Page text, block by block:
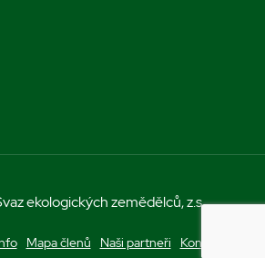
ekologických zemědělců, z.s.
Mapa členů Naši partneři Kontakt